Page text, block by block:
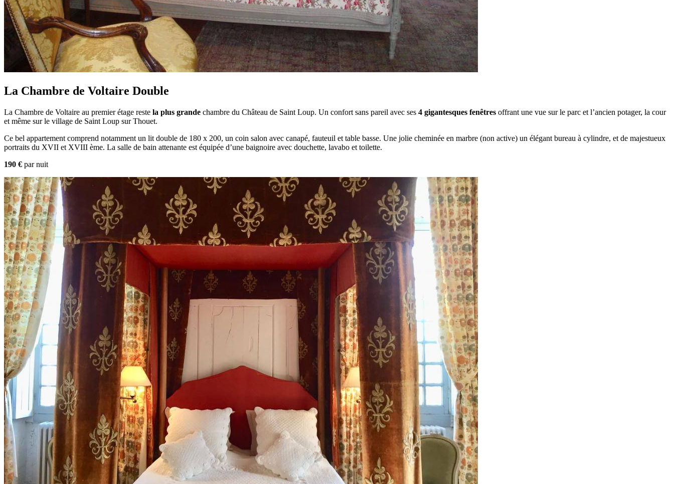
La Chambre de Voltaire Double
La Chambre de Voltaire au premier étage reste la plus grande chambre du Château de Saint Loup. Un confort sans pareil avec ses 4 gigantesques fenêtres offrant une vue sur le parc et l’ancien potager, la cour
et même sur le village de Saint Loup sur Thouet.
Ce bel appartement comprend notamment un lit double de 180 x 200, un coin salon avec canapé, fauteuil et table basse. Une jolie cheminée en marbre (non active) un élégant bureau à cylindre, et de majestueux
portraits du XVII et XVIII ème. La salle de bain attenante est équipée d’une baignoire avec douchette, lavabo et toilette.
190 € par nuit